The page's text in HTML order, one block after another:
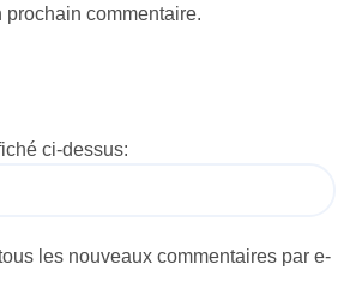
prochain commentaire.
ci-dessus:
les nouveaux commentaires par e-